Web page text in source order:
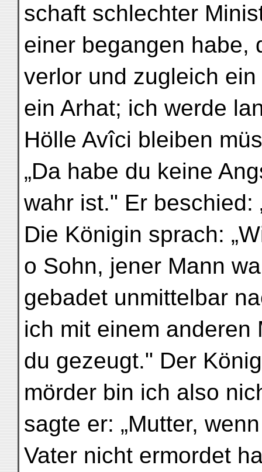
schaft schlechter
einer begangen habe,
verlor und zugleich
ein Arhat; ich werde
Hölle Avîci bleiben
„Da habe du keine
wahr ist." Er beschied:
Die Königin sprach:
o Sohn, jener Mann
gebadet unmittelbar
ich mit einem anderen
du gezeugt." Der
mörder bin ich also
sagte er: „Mutter,
Vater nicht ermordet